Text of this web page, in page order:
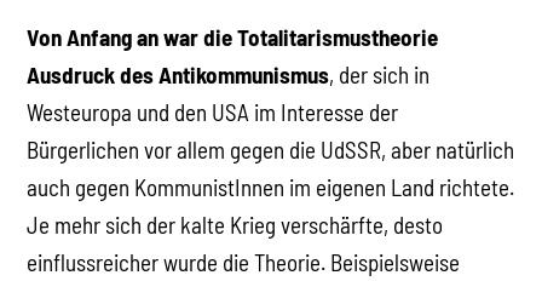
Von Anfang an war die Totalitarismustheorie
Ausdruck des Antikommunismus, der sich in
Westeuropa und den USA im Interesse der
Bürgerlichen vor allem gegen die UdSSR, aber natürlich
auch gegen KommunistInnen im eigenen Land richtete.
Je mehr sich der kalte Krieg verschärfte, desto
einflussreicher wurde die Theorie. Beispielsweise